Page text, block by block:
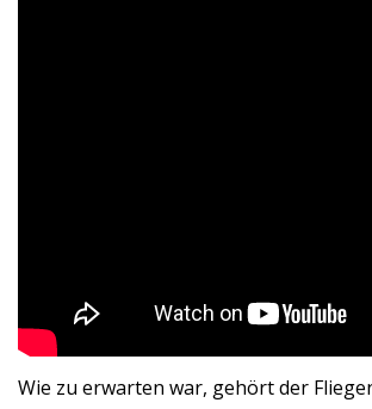
Wie zu erwarten war, gehört der